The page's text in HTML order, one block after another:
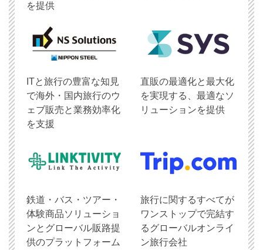
を提供
ITと旅行の豊富な知見
で海外・国内旅行のウ
ェブ販売と業務効率化
を支援
直販の最適化と最大化
を実現する、最適なソ
リューションを提供
鉄道・バス・ツアー・
体験商品ソリューショ
ンとグローバル販路提
供のプラットフォーム
旅行に関するすべてが
ワンストップで完結す
るグローバルオンライ
ン旅行会社